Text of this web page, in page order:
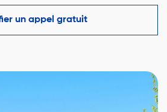
pour démontrer sa valeur
et faciliter l’approbation
un appel gratuit